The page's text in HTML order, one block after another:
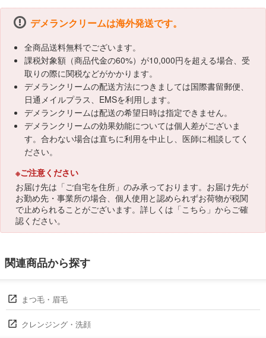
デメランクリームは海外発送です。
全商品送料無料でございます。
課税対象額（商品代金の60%）が10,000円を超える場合、受
取りの際に関税などがかかります。
デメランクリームの配送方法につきましては国際書留郵便、
日通メイルプラス、EMSを利用します。
デメランクリームは配送の希望日時は指定できません。
デメランクリームの効果効能については個人差がございま
す。合わない場合は直ちに利用を中止し、医師に相談してく
ださい。
※ご注意ください
お届け先は「ご自宅を住所」のみ承っております。お届け先が
お勤め先・事業所の場合、個人使用と認められずお荷物が税関
で止められることがございます。詳しくは「こちら 」からご確
認ください。
関連商品から探す
まつ毛・眉毛
クレンジング・洗顔